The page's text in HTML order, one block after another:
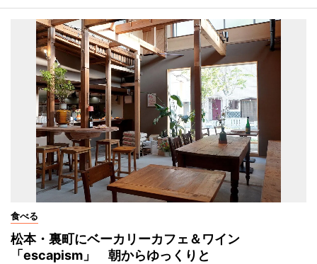
食べる
松本・裏町にベーカリーカフェ＆ワイン
「escapism」 朝からゆっくりと